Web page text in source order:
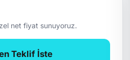
net fiyat sunuyoruz.
Teklif İste